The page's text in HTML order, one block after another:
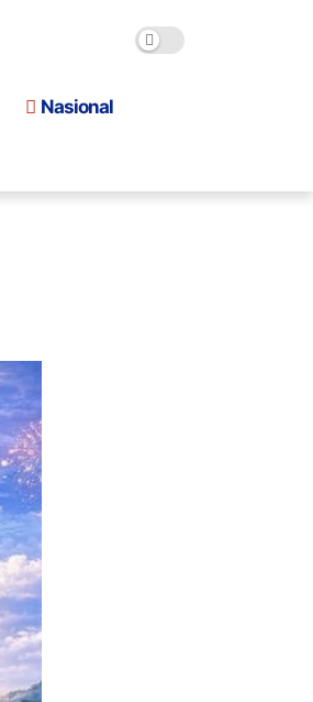
Nasional